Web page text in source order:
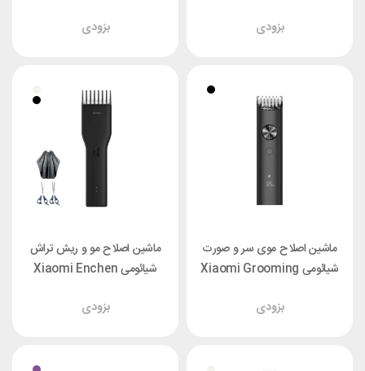
بزودی
بزودی
ماشین اصلاح موی سر و صورت
شیائومی Xiaomi Grooming
بزودی
ماشین اصلاح مو و ریش تراش
شیائومی Xiaomi Enchen
بزودی